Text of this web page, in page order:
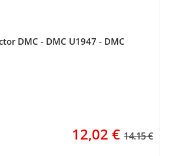
DMC - DMC U1947 - DMC
12,02 € 14.15 €